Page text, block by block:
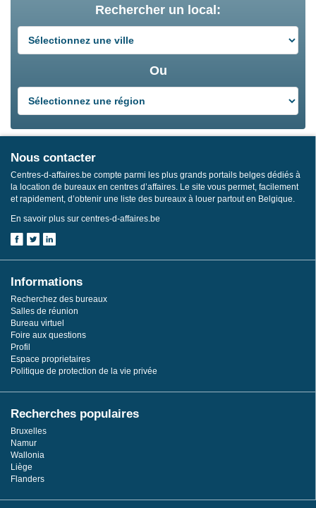
Rechercher un local:
Ou
Nous contacter
Centres-d-affaires.be compte parmi les plus grands portails belges dédiés à
la location de bureaux en centres d’affaires. Le site vous permet, facilement
et rapidement, d’obtenir une liste des bureaux à louer partout en Belgique.
En savoir plus sur centres-d-affaires.be
Informations
Recherchez des bureaux
Salles de réunion
Bureau virtuel
Foire aux questions
Profil
Espace proprietaires
Politique de protection de la vie privée
Recherches populaires
Bruxelles
Namur
Wallonia
Liège
Flanders